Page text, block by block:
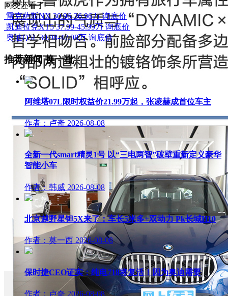
网友还看了
雷克萨斯NX 30.96-36.96万 询底价
凯迪拉克XT5 37.99-45.99万 询底价
奥迪Q5L 30.98-42.98万 询底价
推荐新闻换一批
阿维塔07L限时权益价21.99万起，张凌赫成首位车主
作者：卢奇 2026-08-08
全新一代smart精灵1号 以“三电两智”破壁重新定义豪华
智能小车
作者：韩威 2026-08-08
北京越野星钽5X来了：车长5米多+双动力 Pk长城H10
作者：莫一西 2026-08-08
保时捷CEO证实：纯电718将复活！因为奥迪需要
作者：卢奇 2026-08-08